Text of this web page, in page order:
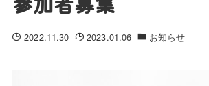
2022.11.30 2023.01.06 お知らせ